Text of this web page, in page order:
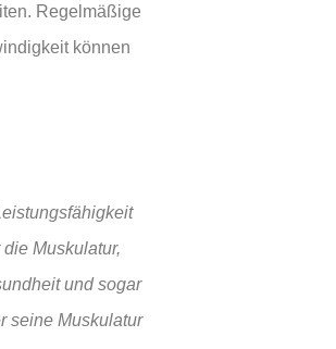
Regelmäßige
können
Muskulatur,
und sogar
seine Muskulatur